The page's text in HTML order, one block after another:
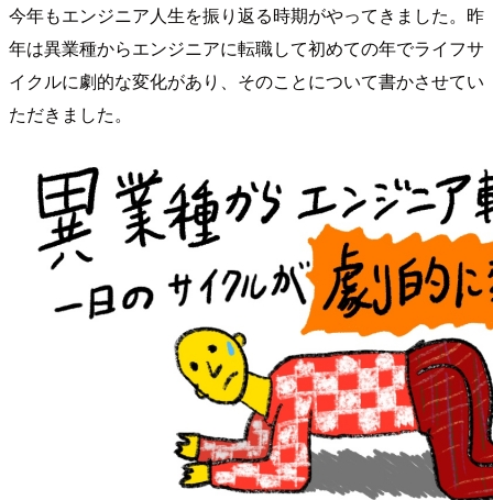
今年もエンジニア人生を振り返る時期がやってきました。昨
年は異業種からエンジニアに転職して初めての年でライフサ
イクルに劇的な変化があり、そのことについて書かさせてい
ただきました。